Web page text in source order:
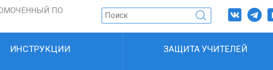
ПО
ИНСТРУКЦИИ ЗАЩИТА УЧИТЕЛЕЙ